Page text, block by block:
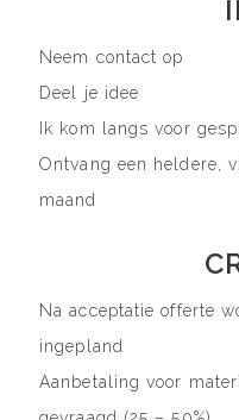
Neem contact op
Deel je idee
Ik kom langs voor
Ontvang een heldere,
maand
Na acceptatie offerte
ingepland
Aanbetaling voor